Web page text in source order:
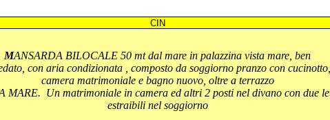
CIN
MANSARDA BILOCALE 50 mt dal mare in palazzina vista mare, ben
con aria condizionata , composto da soggiorno pranzo con cucinotto,
camera matrimoniale e bagno nuovo, oltre a terrazzo
MARE. Un matrimoniale in camera ed altri 2 posti nel divano con due
estraibili nel soggiorno